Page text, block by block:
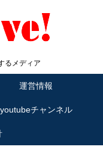
るメディア
運営情報
youtubeチャンネル